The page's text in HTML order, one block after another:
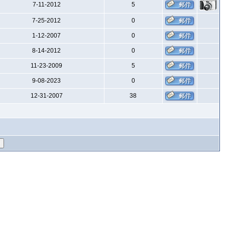
7-11-2012 5
7-25-2012 0
1-12-2007 0
8-14-2012 0
11-23-2009 5
9-08-2023 0
12-31-2007 38